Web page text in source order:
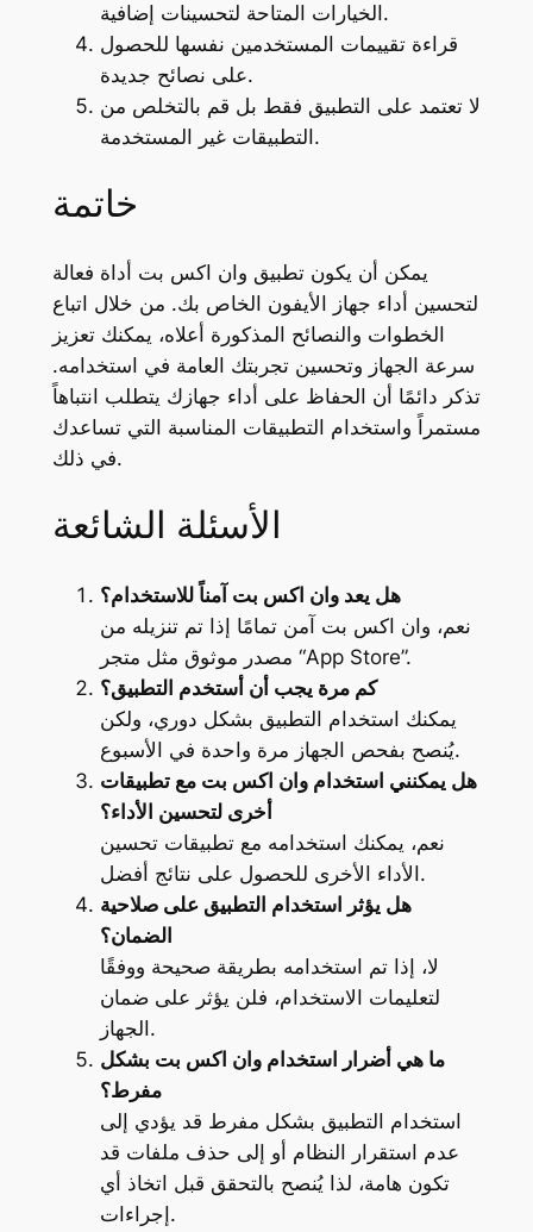
الخيارات المتاحة لتحسينات إضافية.
قراءة تقييمات المستخدمين نفسها للحصول
على نصائح جديدة.
لا تعتمد على التطبيق فقط بل قم بالتخلص من
التطبيقات غير المستخدمة.
خاتمة
يمكن أن يكون تطبيق وان اكس بت أداة فعالة
لتحسين أداء جهاز الأيفون الخاص بك. من خلال اتباع
الخطوات والنصائح المذكورة أعلاه، يمكنك تعزيز
سرعة الجهاز وتحسين تجربتك العامة في استخدامه.
تذكر دائمًا أن الحفاظ على أداء جهازك يتطلب انتباهاً
مستمراً واستخدام التطبيقات المناسبة التي تساعدك
في ذلك.
الأسئلة الشائعة
هل يعد وان اكس بت آمناً للاستخدام؟
نعم، وان اكس بت آمن تمامًا إذا تم تنزيله من
مصدر موثوق مثل متجر “App Store”.
كم مرة يجب أن أستخدم التطبيق؟
يمكنك استخدام التطبيق بشكل دوري، ولكن
يُنصح بفحص الجهاز مرة واحدة في الأسبوع.
هل يمكنني استخدام وان اكس بت مع تطبيقات
أخرى لتحسين الأداء؟
نعم، يمكنك استخدامه مع تطبيقات تحسين
الأداء الأخرى للحصول على نتائج أفضل.
هل يؤثر استخدام التطبيق على صلاحية
الضمان؟
لا، إذا تم استخدامه بطريقة صحيحة ووفقًا
لتعليمات الاستخدام، فلن يؤثر على ضمان
الجهاز.
ما هي أضرار استخدام وان اكس بت بشكل
مفرط؟
استخدام التطبيق بشكل مفرط قد يؤدي إلى
عدم استقرار النظام أو إلى حذف ملفات قد
تكون هامة، لذا يُنصح بالتحقق قبل اتخاذ أي
إجراءات.